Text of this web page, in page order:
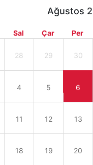
Ağustos
Sal Çar Per
28 29 30
4 5 6
11 12 13
18 19 20